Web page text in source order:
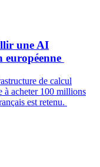
une AI
de calcul
à acheter 100 millions
est retenu.